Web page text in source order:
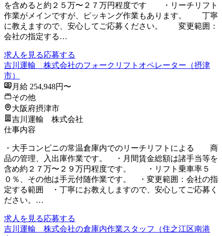
を含めると約２５万〜２７万円程度です ・リーチリフト
作業がメインですが、ピッキング作業もあります。 丁寧
に教えますので、安心してご応募ください。 変更範囲：
会社の指定する…
求人を見る応募する
吉川運輸 株式会社のフォークリフトオペレーター（摂津
市）
月給 254,948円〜
その他
大阪府摂津市
吉川運輸 株式会社
仕事内容
・大手コンビニの常温倉庫内でのリーチリフトによる 商
品の管理、入出庫作業です。 ・月間賃金総額は諸手当等を
含め約２７万〜２９万円程度です。 ・リフト乗車率５
０％、その他は手元付随作業です。 ・変更範囲：会社の指
定する範囲 ・丁寧にお教えしますので、安心してご応募く
ださい。…
求人を見る応募する
吉川運輸 株式会社の倉庫内作業スタッフ（住之江区南港